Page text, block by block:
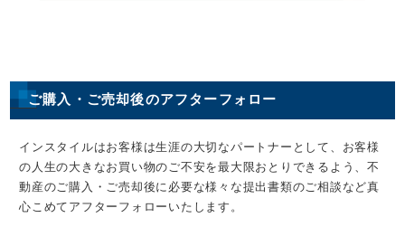
ご購入・ご売却後のアフターフォロー
インスタイルはお客様は生涯の大切なパートナーとして、お客様
の人生の大きなお買い物のご不安を最大限おとりできるよう、不
動産のご購入・ご売却後に必要な様々な提出書類のご相談など真
心こめてアフターフォローいたします。